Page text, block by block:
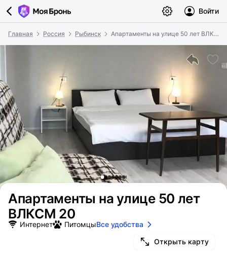
Войти
Главная Россия Рыбинск Апартаменты на улице 50 лет ВЛКСМ 20
Апартаменты на улице 50 лет
ВЛКСМ 20
Открыть карту
Интернет ПитомцыВсе удобства